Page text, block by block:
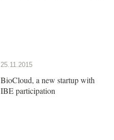
25.11.2015
BioCloud, a new startup with
IBE participation